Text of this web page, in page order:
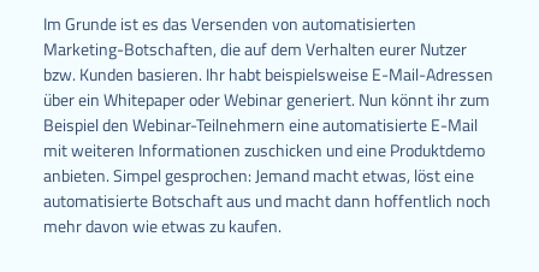
Im Grunde ist es das Versenden von automatisierten
Marketing-Botschaften, die auf dem Verhalten eurer Nutzer
bzw. Kunden basieren. Ihr habt beispielsweise E-Mail-Adressen
über ein Whitepaper oder Webinar generiert. Nun könnt ihr zum
Beispiel den Webinar-Teilnehmern eine automatisierte E-Mail
mit weiteren Informationen zuschicken und eine Produktdemo
anbieten. Simpel gesprochen: Jemand macht etwas, löst eine
automatisierte Botschaft aus und macht dann hoffentlich noch
mehr davon wie etwas zu kaufen.